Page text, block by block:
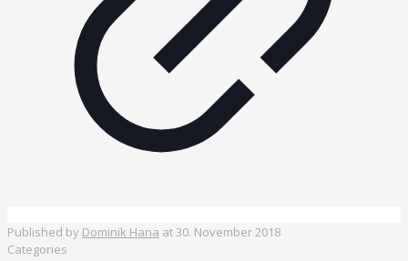
Published by Dominik Hana at30. November 2018
Categories